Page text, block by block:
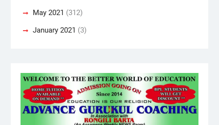
May 2021 (312)
January 2021 (3)